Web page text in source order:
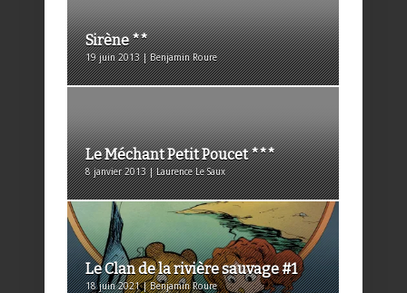
Sirène **
19 juin 2013 | Benjamin Roure
Le Méchant Petit Poucet ***
8 janvier 2013 | Laurence Le Saux
Le Clan de la rivière sauvage #1
18 juin 2021 | Benjamin Roure